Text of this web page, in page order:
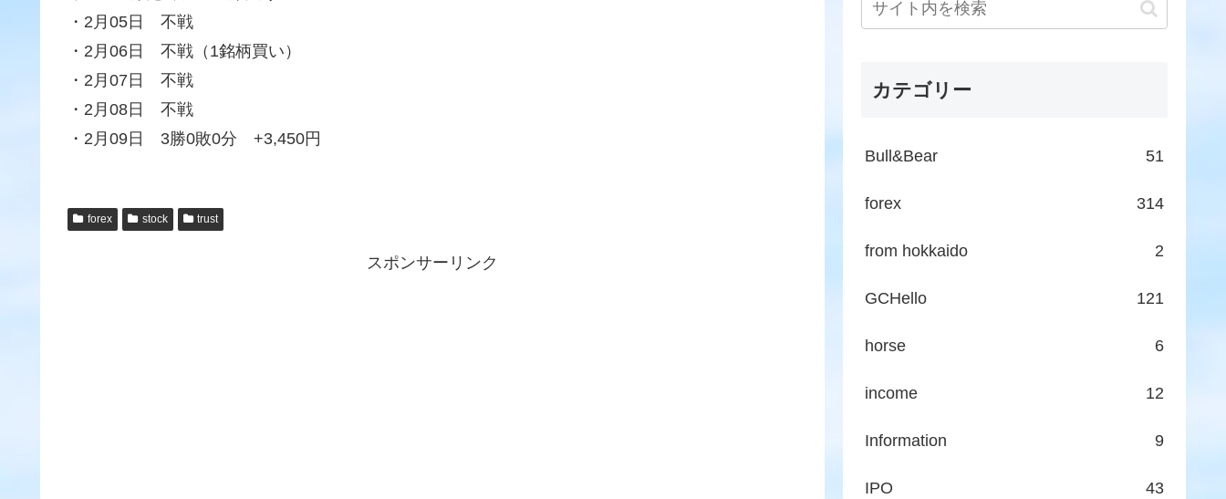
・2月05日 不戦
・2月06日 不戦（1銘柄買い）
・2月07日 不戦
・2月08日 不戦
・2月09日 3勝0敗0分 +3,450円
forex stock trust
スポンサーリンク
カテゴリー
Bull&Bear 51
forex 314
from hokkaido 2
GCHello 121
horse 6
income 12
Information 9
IPO 43